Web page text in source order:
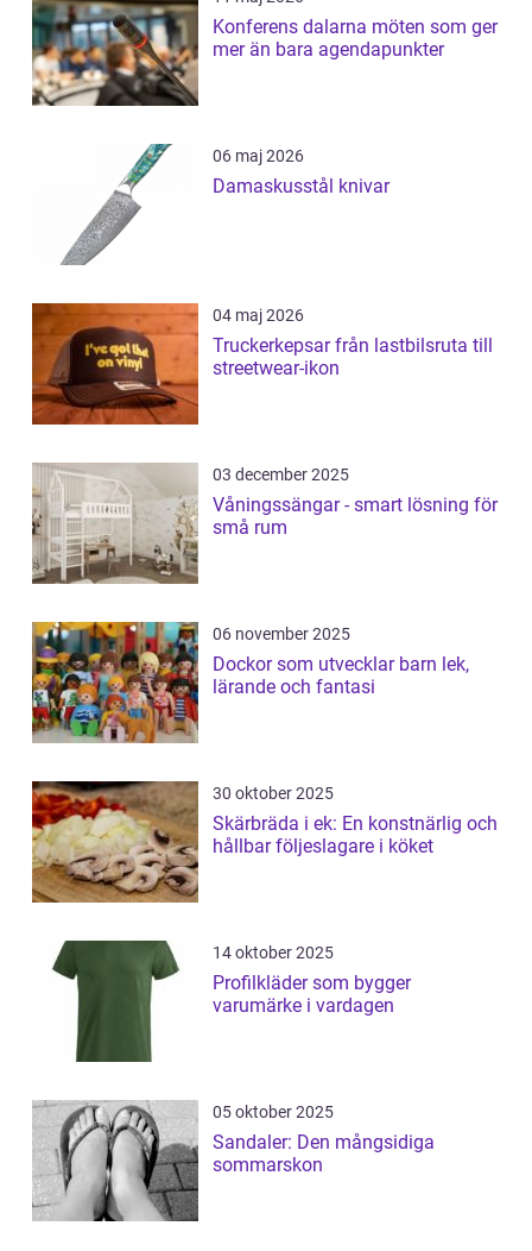
Konferens dalarna möten som ger
mer än bara agendapunkter
06 maj 2026
Damaskusstål knivar
04 maj 2026
Truckerkepsar från lastbilsruta till
streetwear-ikon
03 december 2025
Våningssängar - smart lösning för
små rum
06 november 2025
Dockor som utvecklar barn lek,
lärande och fantasi
30 oktober 2025
Skärbräda i ek: En konstnärlig och
hållbar följeslagare i köket
14 oktober 2025
Profilkläder som bygger
varumärke i vardagen
05 oktober 2025
Sandaler: Den mångsidiga
sommarskon